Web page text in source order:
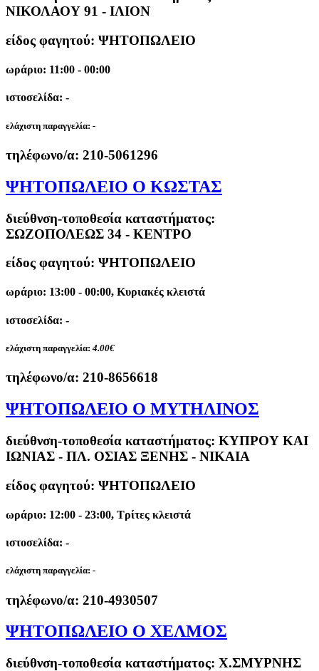
ΝΙΚΟΛΑΟΥ 91 - ΙΛΙΟΝ
είδος φαγητού: ΨΗΤΟΠΩΛΕΙΟ
ωράριο: 11:00 - 00:00
ιστοσελίδα: -
ελάχιστη παραγγελία: -
τηλέφωνο/α: 210-5061296
ΨΗΤΟΠΩΛΕΙΟ Ο ΚΩΣΤΑΣ
διεύθνση-τοποθεσία καταστήματος:
ΣΩΖΟΠΟΛΕΩΣ 34 - ΚΕΝΤΡΟ
είδος φαγητού: ΨΗΤΟΠΩΛΕΙΟ
ωράριο: 13:00 - 00:00, Κυριακές κλειστά
ιστοσελίδα: -
ελάχιστη παραγγελία: 4.00€
τηλέφωνο/α: 210-8656618
ΨΗΤΟΠΩΛΕΙΟ Ο ΜΥΤΗΛΙΝΟΣ
διεύθνση-τοποθεσία καταστήματος: ΚΥΠΡΟΥ ΚΑΙ
ΙΩΝΙΑΣ - ΠΛ. ΟΣΙΑΣ ΞΕΝΗΣ - ΝΙΚΑΙΑ
είδος φαγητού: ΨΗΤΟΠΩΛΕΙΟ
ωράριο: 12:00 - 23:00, Τρίτες κλειστά
ιστοσελίδα: -
ελάχιστη παραγγελία: -
τηλέφωνο/α: 210-4930507
ΨΗΤΟΠΩΛΕΙΟ Ο ΧΕΛΜΟΣ
διεύθνση-τοποθεσία καταστήματος: Χ.ΣΜΥΡΝΗΣ